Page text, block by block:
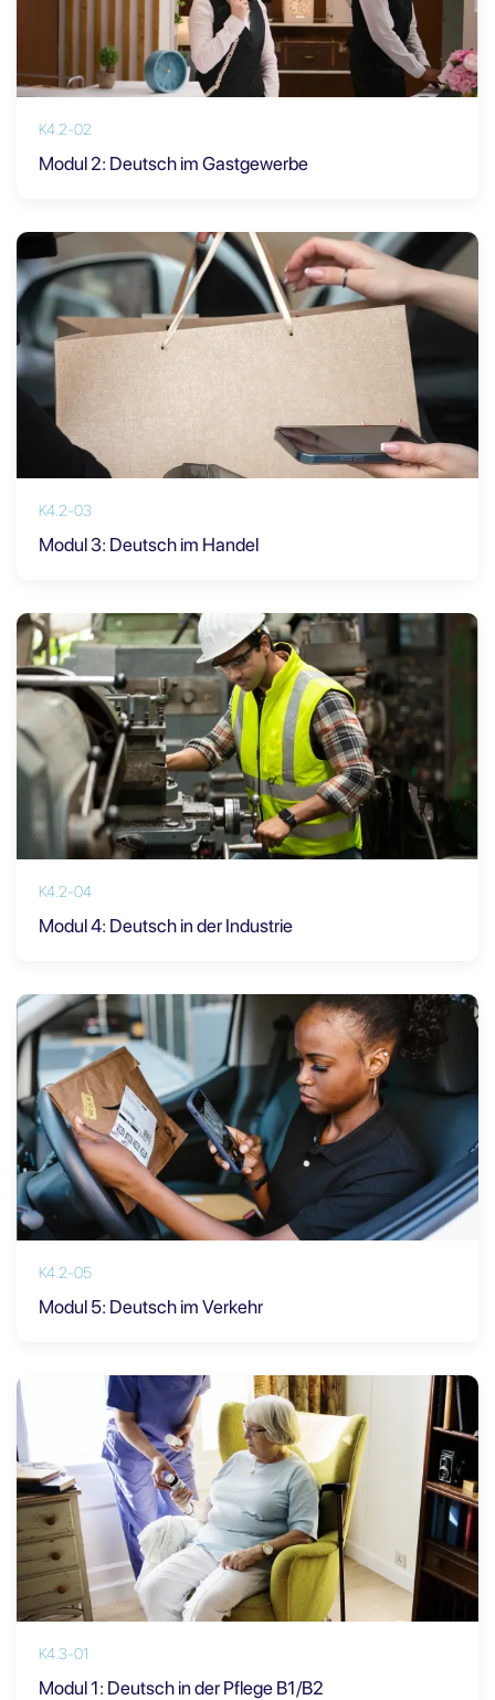
K4.2-02
Modul 2: Deutsch im Gastgewerbe
K4.2-03
Modul 3: Deutsch im Handel
K4.2-04
Modul 4: Deutsch in der Industrie
K4.2-05
Modul 5: Deutsch im Verkehr
K4.3-01
Modul 1: Deutsch in der Pflege B1/B2